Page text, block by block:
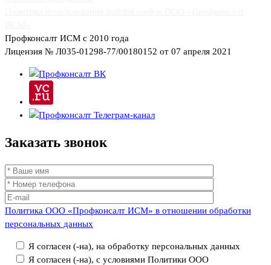
Профконсалт ИСМ с 2010 года
Лицензия № Л035-01298-77/00180152 от 07 апреля 2021
Заказать звонок
Политика ООО «Профконсалт ИСМ» в отношении обработки
персональных данных
Я согласен (-на), на обработку персональных данных
Я согласен (-на), с условиями Политики ООО